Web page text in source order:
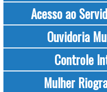
Acesso ao
Ouvidoria
Controle
Mulher